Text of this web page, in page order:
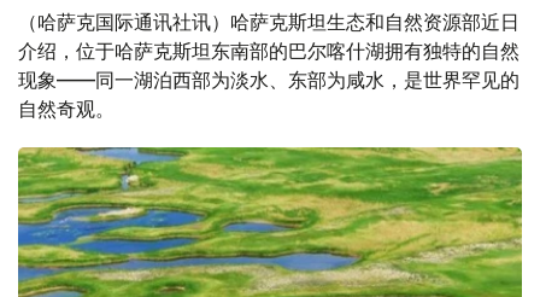
（哈萨克国际通讯社讯）哈萨克斯坦生态和自然资源部近日
介绍，位于哈萨克斯坦东南部的巴尔喀什湖拥有独特的自然
现象——同一湖泊西部为淡水、东部为咸水，是世界罕见的
自然奇观。